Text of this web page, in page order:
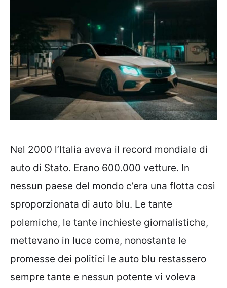
Nel 2000 l’Italia aveva il record mondiale di
auto di Stato. Erano 600.000 vetture. In
nessun paese del mondo c’era una flotta così
sproporzionata di auto blu. Le tante
polemiche, le tante inchieste giornalistiche,
mettevano in luce come, nonostante le
promesse dei politici le auto blu restassero
sempre tante e nessun potente vi voleva